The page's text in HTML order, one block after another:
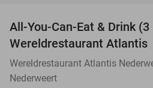
All-You-Can-Eat & Drink
Wereldrestaurant Atlantis
Wereldrestaurant Atlantis
Nederweert